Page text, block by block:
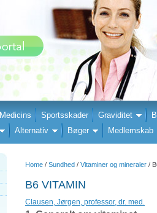
Medicins Sportsskader Graviditet
Alternativ Bøger Medlemskab
Home / Sundhed / Vitaminer og mineraler /
B6 VITAMIN
Clausen, Jørgen, professor, dr. med.